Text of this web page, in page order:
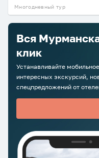
Многодневный тур
Вся
клик
Устанавливайте
интересных экскурсий,
спецпредложений от